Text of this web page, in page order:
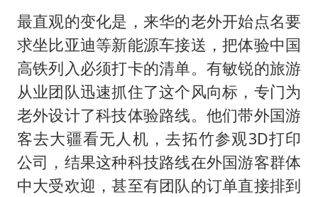
最直观的变化是，来华的老外开始点名要
求坐比亚迪等新能源车接送，把体验中国
高铁列入必须打卡的清单。有敏锐的旅游
从业团队迅速抓住了这个风向标，专门为
老外设计了科技体验路线。他们带外国游
客去大疆看无人机，去拓竹参观3D打印
公司，结果这种科技路线在外国游客群体
中大受欢迎，甚至有团队的订单直接排到